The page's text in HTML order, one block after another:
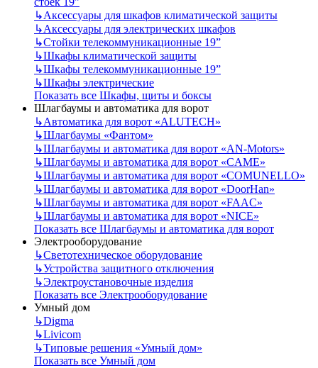
↳Аксессуары для шкафов климатической защиты
↳Аксессуары для электрических шкафов
↳Стойки телекоммуникационные 19”
↳Шкафы климатической защиты
↳Шкафы телекоммуникационные 19”
↳Шкафы электрические
Показать все Шкафы, щиты и боксы
Шлагбаумы и автоматика для ворот
↳Автоматика для ворот «ALUTECH»
↳Шлагбаумы «Фантом»
↳Шлагбаумы и автоматика для ворот «AN-Motors»
↳Шлагбаумы и автоматика для ворот «CAME»
↳Шлагбаумы и автоматика для ворот «COMUNELLO»
↳Шлагбаумы и автоматика для ворот «DoorHan»
↳Шлагбаумы и автоматика для ворот «FAAC»
↳Шлагбаумы и автоматика для ворот «NICE»
Показать все Шлагбаумы и автоматика для ворот
Электрооборудование
↳Светотехническое оборудование
↳Устройства защитного отключения
↳Электроустановочные изделия
Показать все Электрооборудование
Умный дом
↳Digma
↳Livicom
↳Типовые решения «Умный дом»
Показать все Умный дом